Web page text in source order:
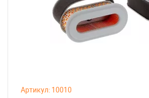
Артикул: 10010